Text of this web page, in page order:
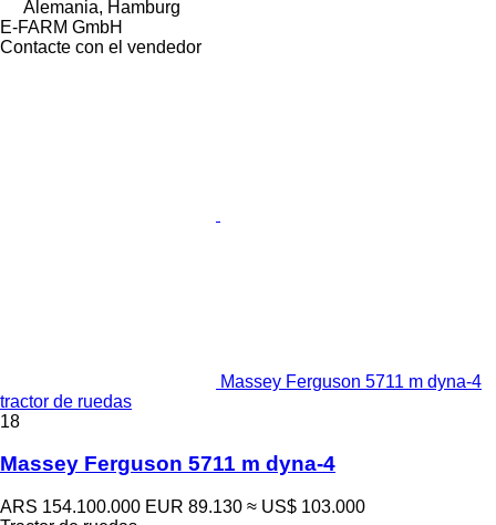
Alemania, Hamburg
E-FARM GmbH
Contacte con el vendedor
Massey Ferguson 5711 m dyna-4
tractor de ruedas
18
Massey Ferguson 5711 m dyna-4
ARS 154.100.000 EUR 89.130 ≈ US$ 103.000